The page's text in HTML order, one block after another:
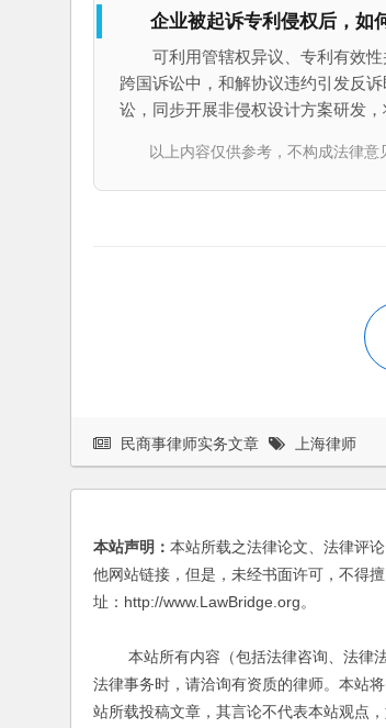
企业被起诉专利侵权后，如
可利用管辖权异议、专利有效
跨国诉讼中，和解协议违约引发反
讼，同步开展非侵权设计方案研发
以上内容仅供参考，不构成法律
民商事律师实务文章 上海律师
本站声明： 本站所载之法律论文、法律评
他网站链接，但是，未经书面许可，不得
址：http://www.LawBridge.org。
本站所有内容（包括法律咨询、法律法
法律事务时，请洽询有资质的律师。本站
站所载投稿文章，其言论不代表本站观点